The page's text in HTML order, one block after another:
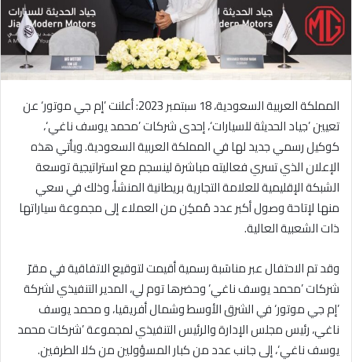
ا
إ
ك
ت
ر
و
ن
ا
المملكة العربية السعودية، 18 سبتمبر 2023: أعلنت ’إم جي موتور‘ عن
تعيين ’جياد الحديثة للسيارات‘، إحدى شركات ’محمد يوسف ناغي‘،
كوكيل رسمي جديد لها في المملكة العربية السعودية. ويأتي هذه
الإعلان الذي تسري فعاليته مباشرة لينسجم مع استراتيجية توسعة
الشبكة الإقليمية للعلامة التجارية بريطانية المنشأ، وذلك في سعي
منها لإتاحة وصول أكبر عدد مُمكِن من العملاء إلى مجموعة سياراتها
ذات الشعبية العالية.
وقد تم الاحتفال عبر مناسَبة رسمية أقيمت لتوقيع الاتفاقية في مقرّ
شركات ’محمد يوسف ناغي‘ وحضرها توم لي، المدير التنفيذي لشركة
’إم جي موتور‘ في الشرق الأوسط وشمال أفريقيا، و محمد يوسف
ناغي، رئيس مجلس الإدارة والرئيس التنفيذي لمجموعة ’شركات محمد
يوسف ناغي‘، إلى جانب عدد من كبار المسؤولين من كلا الطرفين.